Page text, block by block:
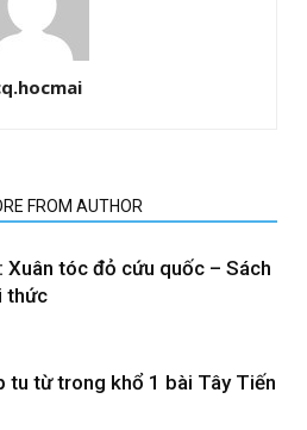
FROM AUTHOR
Xuân tóc đỏ cứu quốc – Sách
thức
tu từ trong khổ 1 bài Tây Tiến